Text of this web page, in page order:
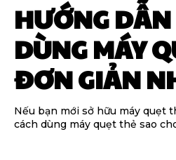
HƯỚNG DẪN
DÙNG MÁY
ĐƠN GIẢN
Nếu bạn mới sở hữu máy quẹt
cách dùng máy quẹt thẻ sao